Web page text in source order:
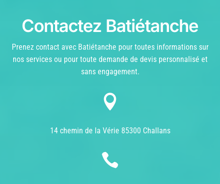
Contactez Batiétanche
Prenez contact avec Batiétanche pour toutes informations sur
nos services ou pour toute demande de devis personnalisé et
sans engagement.

14 chemin de la Vérie 85300 Challans
